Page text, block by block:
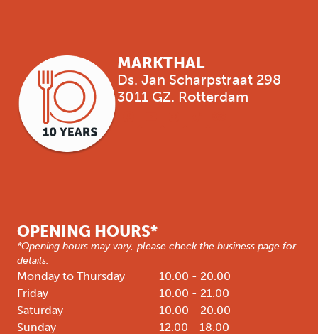
MARKTHAL
Ds. Jan Scharpstraat 298
3011 GZ. Rotterdam
OPENING HOURS*
*Opening hours may vary, please check the business page for
details.
Monday to Thursday
10.00 - 20.00
Friday
10.00 - 21.00
Saturday
10.00 - 20.00
Sunday
12.00 - 18.00